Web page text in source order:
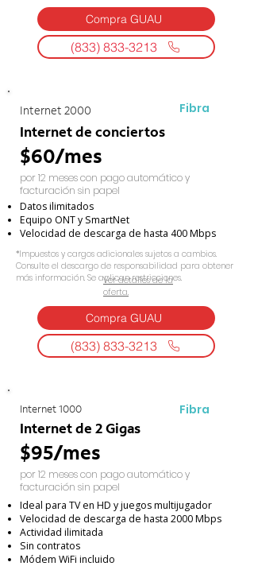
Compra GUAU
(833) 833-3213
Internet 2000 Fibra
Internet de conciertos
$60/mes
por 12 meses con pago automático y
facturación sin papel
Datos ilimitados
Equipo ONT y SmartNet
Velocidad de descarga de hasta 400 Mbps
*Impuestos y cargos adicionales sujetos a cambios.
Consulte el descargo de responsabilidad para obtener
más información. Se aplican restricciones.
Ver detalles de la
oferta.
Compra GUAU
(833) 833-3213
Internet 1000 Fibra
Internet de 2 Gigas
$95/mes
por 12 meses con pago automático y
facturación sin papel
Ideal para TV en HD y juegos multijugador
Velocidad de descarga de hasta 2000 Mbps
Actividad ilimitada
Sin contratos
Módem WiFi incluido